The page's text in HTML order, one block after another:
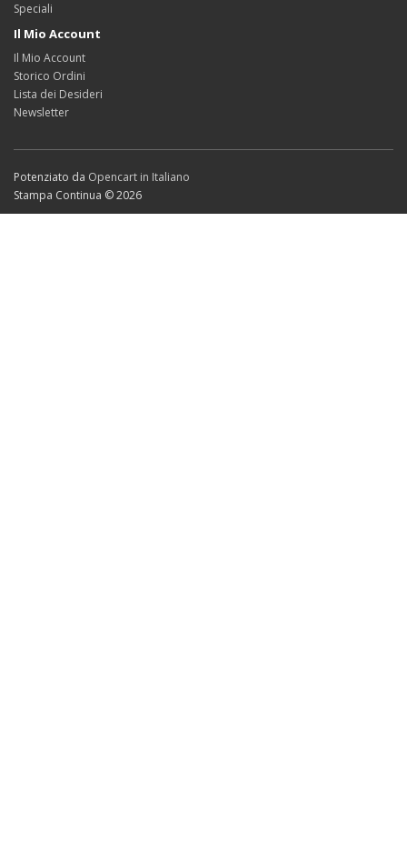
Speciali
Il Mio Account
Il Mio Account
Storico Ordini
Lista dei Desideri
Newsletter
Potenziato da Opencart in Italiano
Stampa Continua © 2026